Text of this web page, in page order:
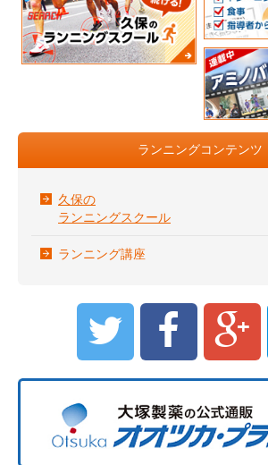
ランニングコンテンツ
久保の
ランニングスクール
ランニング講座